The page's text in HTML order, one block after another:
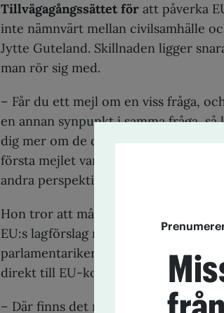
Tillvägagångssättet föratt påverka
inte nämnvärt mellan civilsamhälle
Jytte Guteland. Skillnaden ligger
man rör sig med.
– Får du ett mejl om en viss fråga,
en annan synpunkt i samma fråga,
dig mer om de där tio. Det behöver
första mejlet var mindre viktigt, utan
andra perspektivet har mer resurser
Hon tror att många lobbyister jobbar
EU:s lagförslag redan innan de nått
parlamentarikerna. Det vill säga
direkt till EU-kommissionen.
– Där finns det nog också olika